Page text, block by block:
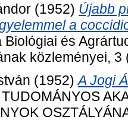
(1952) Újabb
a
Biológiai és
közleményei, 3
(1952)A Jogi